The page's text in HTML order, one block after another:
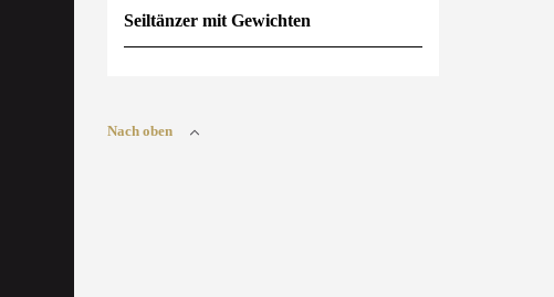
Seiltänzer mit Gewichten
Nach oben